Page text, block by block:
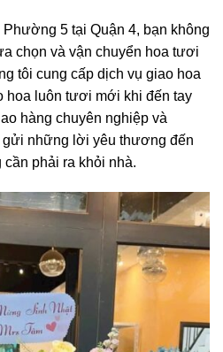
5 tại Quận 4, bạn không
chọn và vận chuyển hoa tươi
tôi cung cấp dịch vụ giao hoa
hoa luôn tươi mới khi đến tay
hàng chuyên nghiệp và
gửi những lời yêu thương đến
phải ra khỏi nhà.